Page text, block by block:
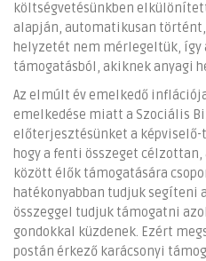
költségvetésünkben
alapján, automatikusan
helyzetét nem mérlegeltük, így
támogatásból, akiknek anyagi
Az elmúlt év emelkedő
emelkedése miatt a Szociális
előterjesztésünket a
hogy a fenti összeget
között élők támogatására
hatékonyabban tudjuk segíteni
összeggel tudjuk támogatni
gondokkal küzdenek. Ezért
postán érkező karácsonyi